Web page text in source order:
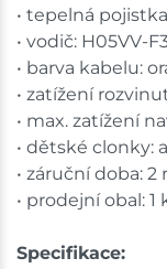
• tepelná
• vodič: H05VV-
• barva kabelu:
• zatížení
• max. zatížení
• dětské clonky:
• záruční doba: 2
• prodejní obal: 1
Specifikace: